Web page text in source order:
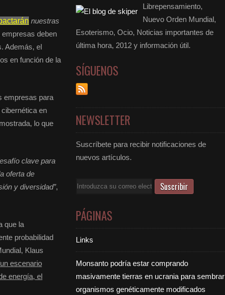
nuestras
deben
Además, el
en función de la
empresas para
en
lo que
clave para
oferta de
y diversidad”,
que la
probabilidad
Klaus
escenario
energía, el
Librepensamiento,
Nuevo Orden Mundial,
Esoterismo, Ocio, Noticias importantes de
última hora, 2012 y información útil.
SÍGUENOS
NEWSLETTER
Suscríbete para recibir notificaciones de
nuevos artículos.
Email
PÁGINAS
Links
Monsanto podría estar comprando
masivamente tierras en ucrania para sembrar
organismos genéticamente modificados